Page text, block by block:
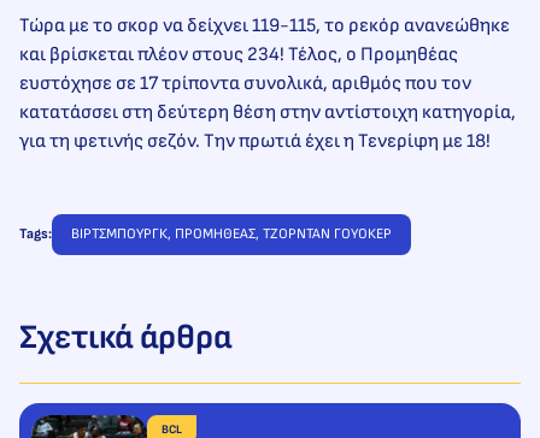
Τώρα με το σκορ να δείχνει 119-115, το ρεκόρ ανανεώθηκε
και βρίσκεται πλέον στους 234! Τέλος, ο Προμηθέας
ευστόχησε σε 17 τρίποντα συνολικά, αριθμός που τον
κατατάσσει στη δεύτερη θέση στην αντίστοιχη κατηγορία,
για τη φετινής σεζόν. Την πρωτιά έχει η Τενερίφη με 18!
Tags: ΒΙΡΤΣΜΠΟΥΡΓΚ, ΠΡΟΜΗΘΕΑΣ, ΤΖΟΡΝΤΑΝ ΓΟΥΟΚΕΡ
Σχετικά άρθρα
BCL